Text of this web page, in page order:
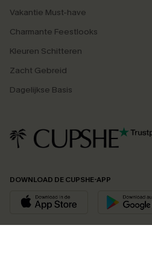
Vakantie Must-have
Charmante Feestlooks
Kleuren Schitteren
Zacht Gebreid
Dagelijkse Basis
DOWNLOAD DE CUPSHE-APP